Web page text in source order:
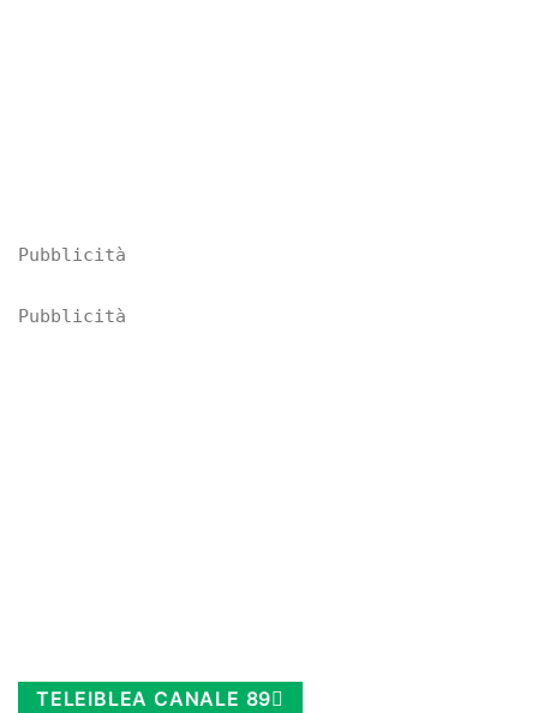
Pubblicità
Pubblicità
TELEIBLEA CANALE 89